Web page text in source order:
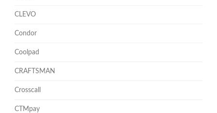
CLEVO
Condor
Coolpad
CRAFTSMAN
Crosscall
CTMpay